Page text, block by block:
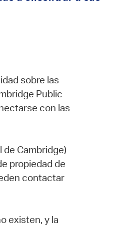
sobre las
Public
con las
Cambridge)
propiedad de
contactar
existen, y la